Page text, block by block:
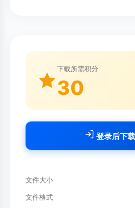
下载所需积分
30
登录后下载
文件大小
文件格式